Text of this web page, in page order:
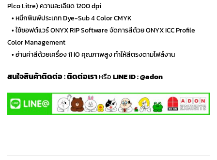
Plco Litre) ความละเอียด 1200 dpi
• หมึกพิมพ์ประเภท Dye-Sub 4 Color CMYK
• ใช้ซอฟต์แวร์ ONYX RIP Software จัดการสีด้วย ONYX ICC Profile
Color Management
• อ่านค่าสีด้วยเครื่อง i1 IO คุณภาพสูง ทำให้สีตรงตามไฟล์งาน
สนใจสินค้าติดต่อ:ติดต่อเราหรือLINE ID :@adon